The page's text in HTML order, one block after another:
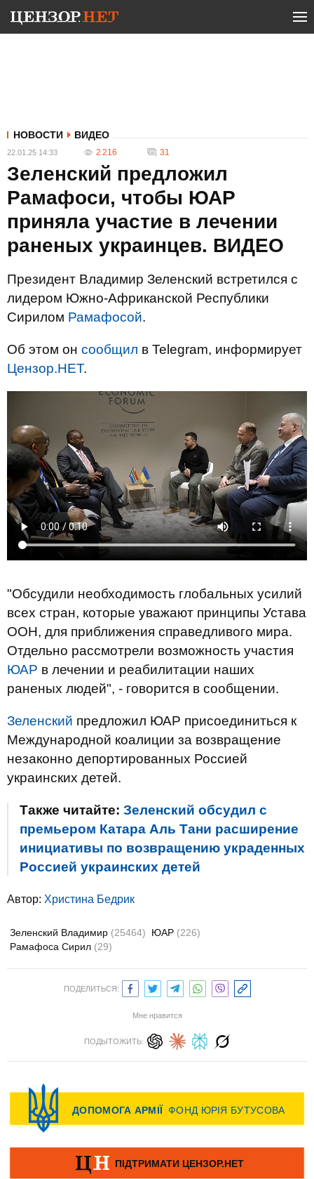
НОВОСТИ ВИДЕО
22.01.25 14:33 2 216 31
Зеленский предложил
Рамафоси, чтобы ЮАР
приняла участие в лечении
раненых украинцев. ВИДЕО
Президент Владимир Зеленский встретился с
лидером Южно-Африканской Республики
Сирилом Рамафосой.
Об этом он сообщил в Telegram, информирует
Цензор.НЕТ.
"Обсудили необходимость глобальных усилий
всех стран, которые уважают принципы Устава
ООН, для приближения справедливого мира.
Отдельно рассмотрели возможность участия
ЮАР в лечении и реабилитации наших
раненых людей", - говорится в сообщении.
Зеленский предложил ЮАР присоединиться к
Международной коалиции за возвращение
незаконно депортированных Россией
украинских детей.
Также читайте: Зеленский обсудил с
премьером Катара Аль Тани расширение
инициативы по возвращению украденных
Россией украинских детей
Автор: Христина Бедрик
Зеленский Владимир (25464) ЮАР (226)
Рамафоса Сирил (29)
ПОДЕЛИТЬСЯ:
Мне нравится
ПОДЫТОЖИТЬ: